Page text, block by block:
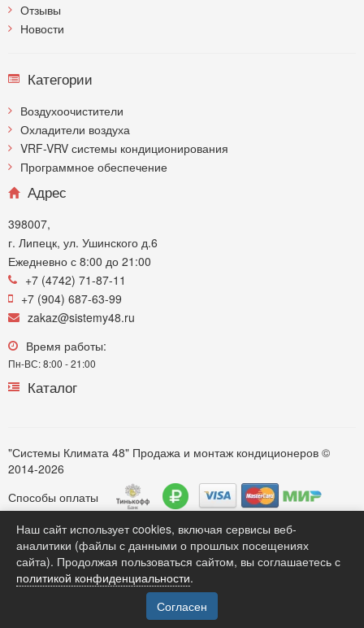
Отзывы
Новости
Категории
Воздухоочистители
Охладители воздуха
VRF-VRV системы кондиционирования
Программное обеспечение
Адрес
398007,
г. Липецк, ул. Ушинского д.6
Ежедневно с 8:00 до 21:00
+7 (4742) 71-87-11
+7 (904) 687-63-99
zakaz@sistemy48.ru
Время работы:
Пн-ВС: 8:00 - 21:00
Каталог
"Системы Климата 48" Продажа и монтаж кондиционеров ©
2014-2026
Способы оплаты
Обратите внимание. Вся информация представленная на сайте https://sistemy48.ru, касающаяся технических
характеристик моделей, комплектации, монтажных услуг, наличия, стоимости оборудования, носит только
информационный характер для потенциальных клиентов и ни при каких любых условиях не является публичной
офертой, определяемой положением Статьи 437(2) Гражданского кодекса РФ . Карточки товаров и статьи
размещенные на сайте являются собственностью компании. *** Продажа кондиционеров различных моделей***
Наш сайт использует cookies, включая сервисы веб-
аналитики (файлы с данными о прошлых посещениях
сайта). Продолжая пользоваться сайтом, вы соглашаетесь с
политикой конфиденциальности.
Согласен